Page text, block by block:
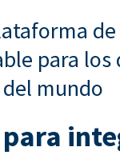
para los
del mundo